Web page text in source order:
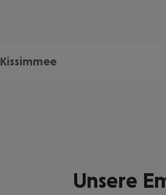
Kissimmee
Unsere